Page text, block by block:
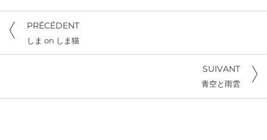
PRÉCÉDENT
しま on しま猫
SUIVANT
青空と雨雲